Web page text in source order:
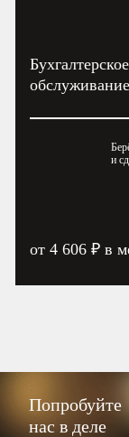
Бухгалтерское
обслуживание
и
от 4 606 ₽ в
Попробуйте
нас в деле